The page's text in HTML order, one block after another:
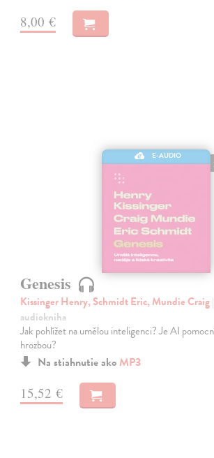
8,00 €
E-AUDIO
Genesis
Kissinger Henry, Schmidt Eric, Mundie Craig
audiokniha
Jak pohlížet na umělou inteligenci? Je AI
hrozbou?
Na stiahnutie ako MP3
15,52 €